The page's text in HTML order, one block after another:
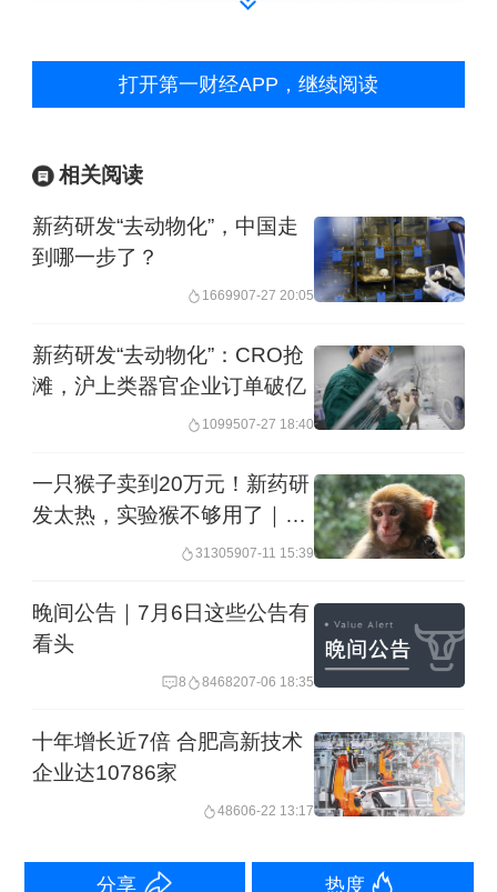
延续，在2025年的相对高基数基础上，
续增长3.46%；归母净利润达4.09亿元，
扣非后净利润4.07亿元，同比增速均超
过25%。
2025年以岭药业主业盈利能力持续回
升，全年78.31亿元的营收中，核心产品
销售全线走强，其中作为公司收入基本
盘的心脑血管产品收入39.56亿元，同比
增长2.06%；呼吸系统产品收入20.17亿
元，同比大幅增长153.71%。
结合产品市场地位来看，公司核心产品
数据显示，在2025年中国公立医疗市场
中成药市场中，连花清瘟在感冒用药/清
热类份额继续稳居第一；通心络胶囊、
参松养心胶囊、芪苈强心胶囊三款通络
打开第一财经APP，继续阅读
相关阅读
新药研发“去动物化”，中国走
到哪一步了？
1669907-27 20:05
新药研发“去动物化”：CRO抢
滩，沪上类器官企业订单破亿
1099507-27 18:40
一只猴子卖到20万元！新药研
发太热，实验猴不够用了｜商
31305907-11 15:39
晚间公告｜7月6日这些公告有
看头
8 8468207-06 18:35
十年增长近7倍 合肥高新技术
企业达10786家
48606-22 13:17
分享 热度